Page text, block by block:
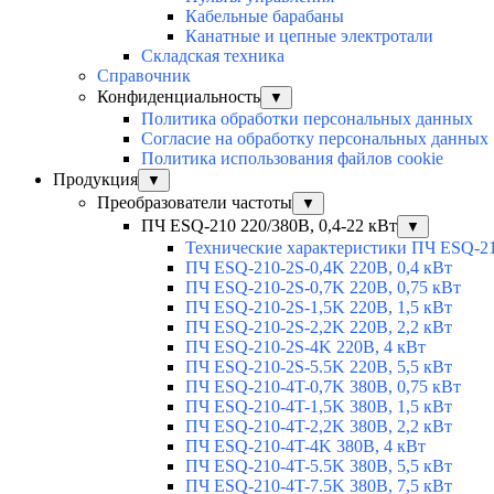
Кабельные барабаны
Канатные и цепные электротали
Складская техника
Справочник
Конфиденциальность
▼
Политика обработки персональных данных
Согласие на обработку персональных данных
Политика использования файлов cookie
Продукция
▼
Преобразователи частоты ▼
ПЧ ESQ-210 220/380В, 0,4-22 кВт ▼
Технические характеристики ПЧ ESQ-
ПЧ ESQ-210-2S-0,4K 220В, 0,4 кВт
ПЧ ESQ-210-2S-0,7K 220В, 0,75 кВт
ПЧ ESQ-210-2S-1,5K 220В, 1,5 кВт
ПЧ ESQ-210-2S-2,2K 220В, 2,2 кВт
ПЧ ESQ-210-2S-4K 220В, 4 кВт
ПЧ ESQ-210-2S-5.5K 220В, 5,5 кВт
ПЧ ESQ-210-4T-0,7K 380В, 0,75 кВт
ПЧ ESQ-210-4T-1,5K 380В, 1,5 кВт
ПЧ ESQ-210-4T-2,2K 380В, 2,2 кВт
ПЧ ESQ-210-4T-4K 380В, 4 кВт
ПЧ ESQ-210-4T-5.5K 380В, 5,5 кВт
ПЧ ESQ-210-4T-7.5K 380В, 7,5 кВт